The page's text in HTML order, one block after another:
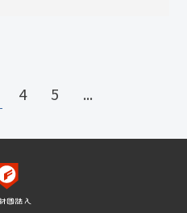
4 5 ...